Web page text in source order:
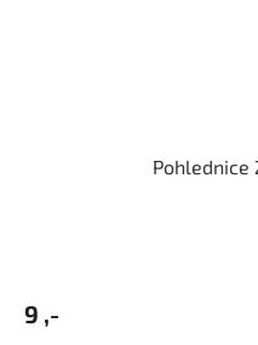
Pohlednice
9 ,-